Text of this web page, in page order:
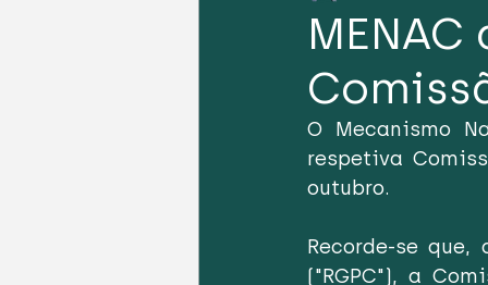
O Mecanismo
respetiva
outubro.
Recorde-se
("RGPC"), a